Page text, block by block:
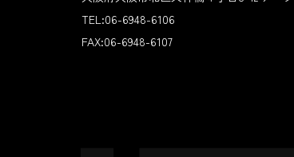
TEL:06-6948-6106
FAX:06-6948-6107